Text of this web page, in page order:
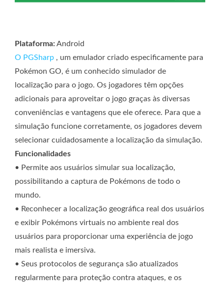
Plataforma:Android
O PGSharp , um emulador criado especificamente para
Pokémon GO, é um conhecido simulador de
localização para o jogo. Os jogadores têm opções
adicionais para aproveitar o jogo graças às diversas
conveniências e vantagens que ele oferece. Para que a
simulação funcione corretamente, os jogadores devem
selecionar cuidadosamente a localização da simulação.
Funcionalidades
• Permite aos usuários simular sua localização,
possibilitando a captura de Pokémons de todo o
mundo.
• Reconhecer a localização geográfica real dos usuários
e exibir Pokémons virtuais no ambiente real dos
usuários para proporcionar uma experiência de jogo
mais realista e imersiva.
• Seus protocolos de segurança são atualizados
regularmente para proteção contra ataques, e os